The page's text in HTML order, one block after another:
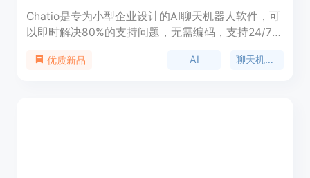
Chatio是专为小型企业设计的AI聊天机器人软件，可
以即时解决80%的支持问题，无需编码，支持24/7支
优质新品 AI 聊天机器人